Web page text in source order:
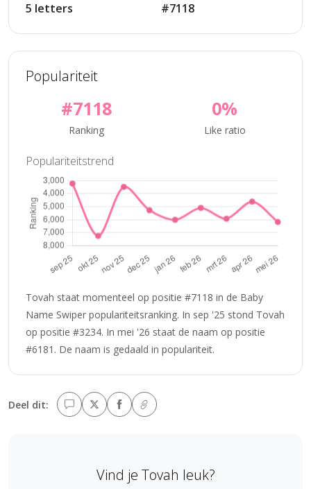
5 letters #7118
Populariteit
#7118
Ranking
0%
Like ratio
Populariteitstrend
Tovah staat momenteel op positie #7118 in de Baby
Name Swiper populariteitsranking. In sep '25 stond Tovah
op positie #3234. In mei '26 staat de naam op positie
#6181. De naam is gedaald in populariteit.
Deel dit:
Vind je Tovah leuk?